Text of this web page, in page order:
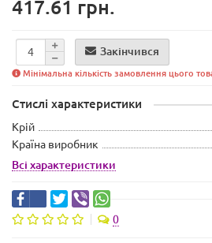
417.61 грн.
Закінчився
Мінімальна кількість замовлення цього
Стислі характеристики
Крій
Країна виробник
Всі характеристики
0